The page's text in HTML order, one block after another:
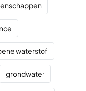
waterstof
grondwater